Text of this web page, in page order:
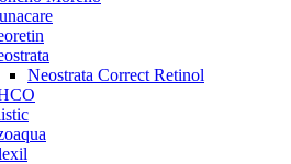
Neostrata Correct Retinol